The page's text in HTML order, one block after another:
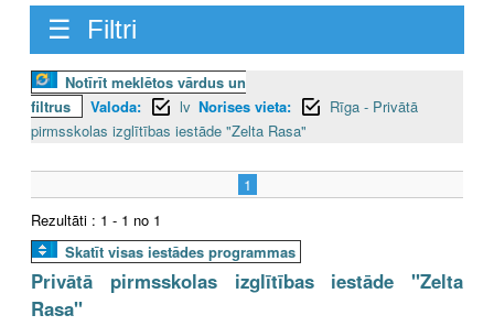
☰ Filtri
Notīrīt meklētos vārdus un
filtrus
Valoda: lv Norises vieta:
Rīga - Privātā
pirmsskolas izglītības iestāde "Zelta Rasa"
1
Rezultāti : 1 - 1 no 1
Skatīt visas iestādes programmas
Privātā pirmsskolas izglītības iestāde "Zelta
Rasa"